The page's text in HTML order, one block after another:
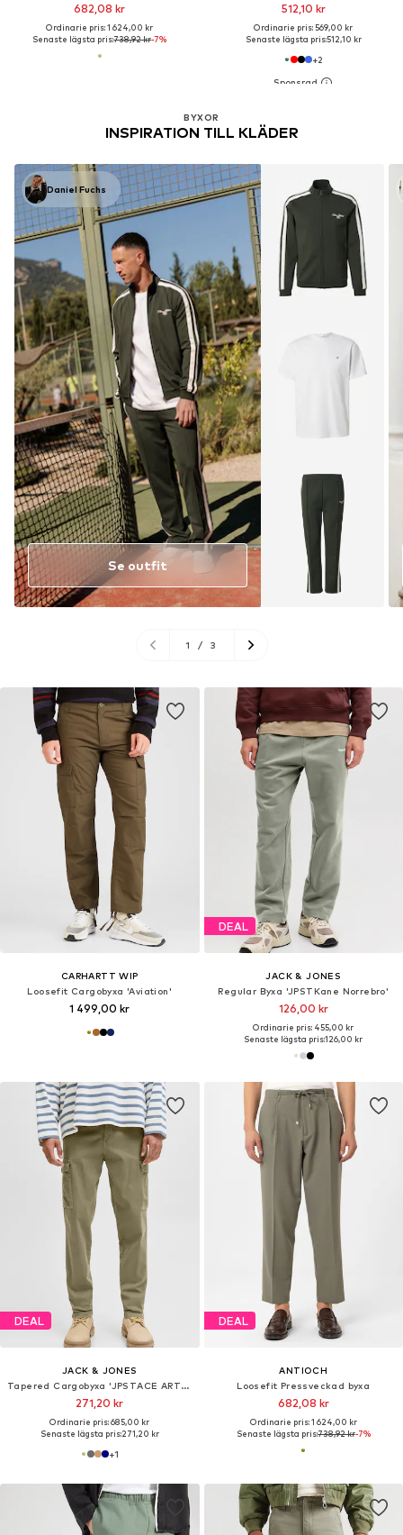
682,08 kr
Ordinarie pris: 1 624,00 kr
Senaste lägsta pris:738,92 kr-7%
512,10 kr
Ordinarie pris: 569,00 kr
Senaste lägsta pris:512,10 kr
+2
BYXOR
INSPIRATION TILL KLÄDER
Daniel Fuchs
Se outfit
1 / 3
CARHARTT WIP
Loosefit Cargobyxa 'Aviation'
1 499,00 kr
DEAL
JACK & JONES
Regular Byxa 'JPSTKane Norrebro'
126,00 kr
Ordinarie pris: 455,00 kr
Senaste lägsta pris:126,00 kr
DEAL
JACK & JONES
Tapered Cargobyxa 'JPSTACE ARTHUR'
271,20 kr
Ordinarie pris: 685,00 kr
Senaste lägsta pris:271,20 kr
+1
DEAL
ANTIOCH
Loosefit Pressveckad byxa
682,08 kr
Ordinarie pris: 1 624,00 kr
Senaste lägsta pris:738,92 kr-7%